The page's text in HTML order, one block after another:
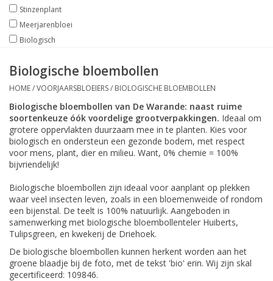
Stinzenplant
Meerjarenbloei
Biologisch
Biologische bloembollen
HOME/VOORJAARSBLOEIERS/ BIOLOGISCHE BLOEMBOLLEN
Biologische bloembollen van De Warande: naast ruime
soortenkeuze óók voordelige grootverpakkingen. Ideaal om
grotere oppervlakten duurzaam mee in te planten. Kies voor
biologisch en ondersteun een gezonde bodem, met respect
voor mens, plant, dier en milieu. Want, 0% chemie = 100%
bijvriendelijk!
Biologische bloembollen zijn ideaal voor aanplant op plekken
waar veel insecten leven, zoals in een bloemenweide of rondom
een bijenstal. De teelt is 100% natuurlijk. Aangeboden in
samenwerking met biologische bloembollenteler Huiberts,
Tulipsgreen, en kwekerij de Driehoek.
De biologische bloembollen kunnen herkent worden aan het
groene blaadje bij de foto, met de tekst 'bio' erin. Wij zijn skal
gecertificeerd: 109846.